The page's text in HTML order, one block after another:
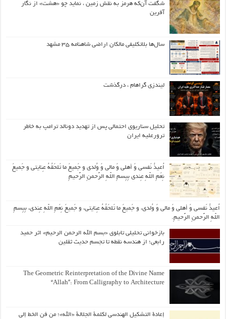
شگفت آن‌که هرمز به نقش زمین ، نماید چو «هشت» از نگار
آفرین
سال‌ها بلاتکلیفی مالکان اراضی شاهنامه ۳۵ مشهد
لیندزی گراهام ، درگذشت
تحلیل سناریوی احتمالی پس از تهدید دونالد ترامپ به خاطر
ترورعلیه ایران
اُعیذُ نَفسی وَ أهلی وَ مالی وَ وُلدی و جَمیعَ ما تَلحَقُهُ عِنایتی و جَمیعَ
نِعَمِ اللّهِ عِندی بِبِسمِ اللّهِ الرَّحمنِ الرَّحیمِ
اُعیذُ نَفسی وَ أهلی وَ مالی وَ وُلدی، و جَمیعَ ما تَلحَقُهُ عِنایتی، و جَمیعَ نِعَمِ اللّهِ عِندی، بِبِسمِ
اللّهِ الرَّحمنِ الرَّحیمِ.
بازخوانی تحلیلی تابلوی «بسم الله الرحمن الرحیم» اثر حمید
رابعی؛ از هندسه نقطه تا تجسم حدیث ثقلین
The Geometric Reinterpretation of the Divine Name
“Allah”: From Calligraphy to Architecture
إعادة التشكيل الهندسي لكلمة الجلالة «الله»؛ من فن الخط إلى